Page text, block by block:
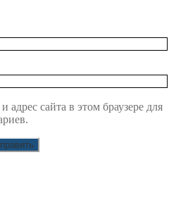
адрес сайта в этом браузере для